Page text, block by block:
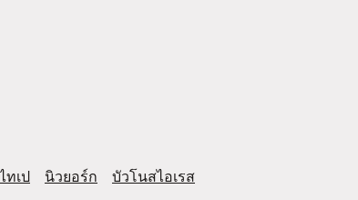
ไทเป นิวยอร์ก
บัวโนสไอเรส